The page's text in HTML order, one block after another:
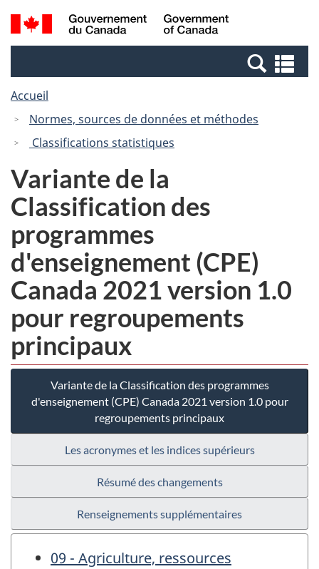
Passer
au
Passer
à
Canada
Recherche
et
et
Accueil
Normes, sources de données et méthodes
Classifications statistiques
Variante de la
Classification des
programmes
d'enseignement (CPE)
Canada 2021 version 1.0
pour regroupements
principaux
Variante de la Classification des programmes
d'enseignement (CPE) Canada 2021 version 1.0 pour
regroupements principaux
Les acronymes et les indices supérieurs
Résumé des changements
Renseignements supplémentaires
09 - Agriculture, ressources